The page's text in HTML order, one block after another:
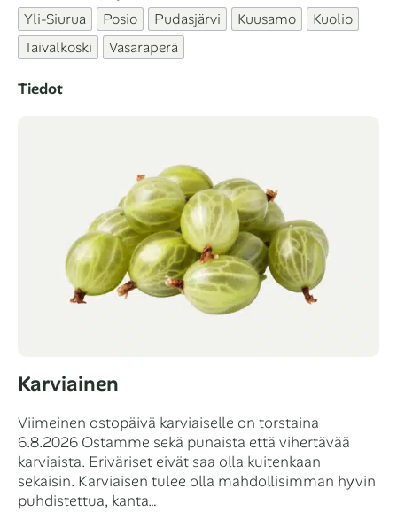
Yli-Siurua Posio Pudasjärvi Kuusamo
Kuolio
Taivalkoski
Vasaraperä
Tiedot
Karviainen
Viimeinen ostopäivä karviaiselle on torstaina
6.8.2026 Ostamme sekä punaista että vihertävää
karviaista. Eriväriset eivät saa olla kuitenkaan
sekaisin. Karviaisen tulee olla mahdollisimman hyvin
puhdistettua, kanta…